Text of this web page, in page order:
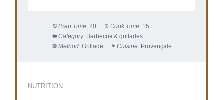
Prep Time: 20 Cook Time: 15
Category: Barbecue & grillades
Method: Grillade Cuisine: Provençale
NUTRITION